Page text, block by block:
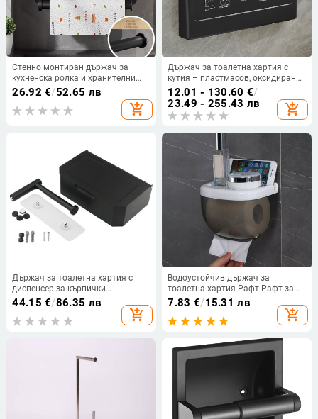
Стенно монтиран държач за
кухненска ролка и хранителни
филми, без пробиване, от Space
алуминий с анодизирана
повърхност
26.92 €/52.65 лв
add_shopping_cart
Държач за тоалетна хартия с
кутия – пластмасов, оксидирана
повърхност, монтаж без
пробиване
12.01 - 130.60 €/
23.49 - 255.43 лв
add_shopping_cart
Държач за тоалетна хартия с
диспенсер за кърпички
Диспенсър от неръждаема
стомана за мокри кърпички
Кутия за монтиране на стена
44.15 €/86.35 лв
add_shopping_cart
Водоустойчив държач за
тоалетна хартия Рафт Рафт за
съхранение на телефон Кутия
Самозалепваща се
7.83 €/15.31 лв
add_shopping_cart